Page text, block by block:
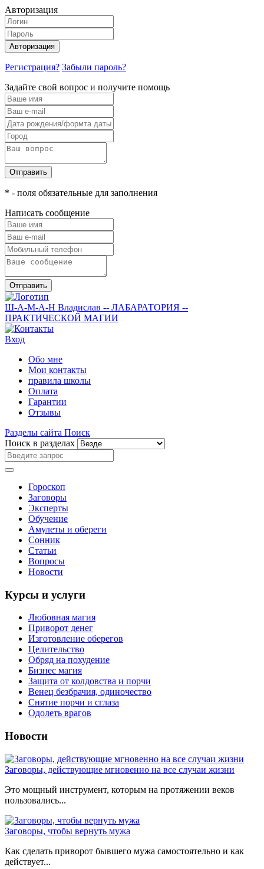
Авторизация
Авторизация
Регистрация? Забыли пароль?
Задайте свой вопрос и получите помощь
Отправить
* - поля обязательные для заполнения
Написать сообщение
Отправить
Ш-А-М-А-Н Владислав -- ЛАБАРАТОРИЯ --
ПРАКТИЧЕСКОЙ МАГИИ
Вход
Обо мне
Мои контакты
правила школы
Оплата
Гарантии
Отзывы
Разделы сайта Поиск
Поиск в разделах
Гороскоп
Заговоры
Эксперты
Обучение
Амулеты и обереги
Сонник
Статьи
Вопросы
Новости
Курсы и услуги
Любовная магия
Приворот денег
Изготовление оберегов
Целительство
Обряд на похудение
Бизнес магия
Защита от колдовства и порчи
Венец безбрачия, одиночество
Снятие порчи и сглаза
Одолеть врагов
Новости
Заговоры, действующие мгновенно на все случаи жизни
Это мощный инструмент, которым на протяжении веков
пользовались...
Заговоры, чтобы вернуть мужа
Как сделать приворот бывшего мужа самостоятельно и как
действует...